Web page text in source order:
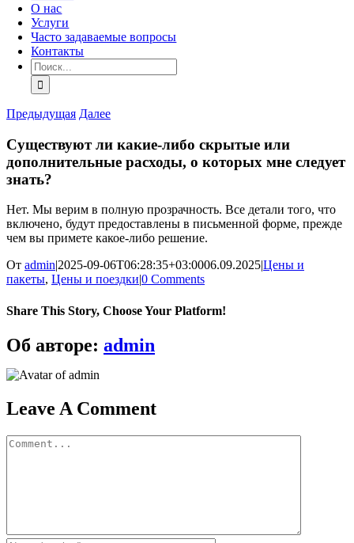
О нас
Услуги
Часто задаваемые вопросы
Контакты
Искать:
Предыдущая Далее
Существуют ли какие-либо скрытые или
дополнительные расходы, о которых мне следует
знать?
Нет. Мы верим в полную прозрачность. Все детали того, что
включено, будут предоставлены в письменной форме, прежде
чем вы примете какое-либо решение.
От admin|2025-09-06T06:28:35+03:0006.09.2025|Цены и
пакеты, Цены и поездки|0 Comments
Share This Story, Choose Your Platform!
Facebook
X
Bluesky
Reddit
LinkedIn
WhatsApp
Telegram
Tumblr
Pinterest
Xing
Электронная
почта
Об авторе: admin
Leave A Comment
Comment